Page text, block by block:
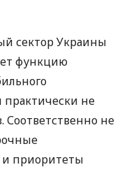
сектор Украины
функцию
практически не
Соответственно не
и приоритеты